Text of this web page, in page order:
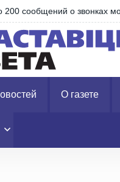
200 сообщений о звонках
О газете